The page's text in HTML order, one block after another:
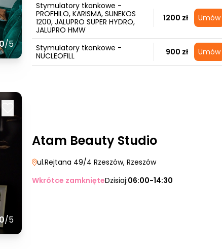
/5
Stymulatory tkankowe -
PROFHILO, KARISMA, SUNEKOS
1200, JALUPRO SUPER HYDRO,
JALUPRO HMW
1200 zł Umów
Stymulatory tkankowe -
NUCLEOFILL
900 zł Umów
/5
Atam Beauty Studio
ul.Rejtana 49/4 Rzeszów, Rzeszów
Wkrótce zamknięteDzisiaj:06:00-14:30